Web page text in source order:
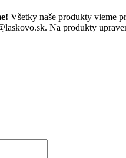
Všetky naše produkty vieme
Na produkty